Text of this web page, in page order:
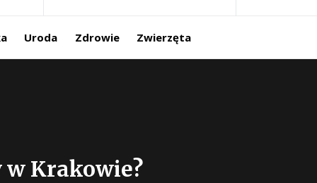
Uroda Zdrowie Zwierzęta
Krakowie?